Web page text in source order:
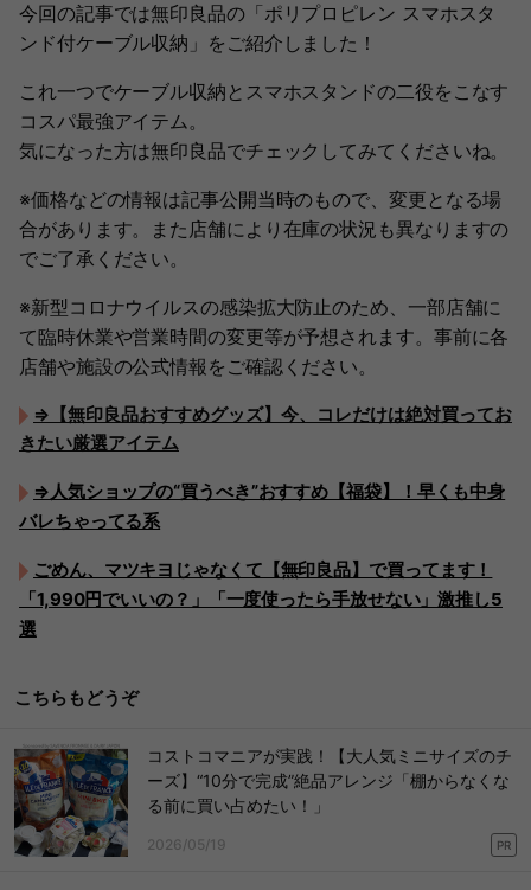
今回の記事では無印良品の「ポリプロピレン スマホスタ
ンド付ケーブル収納」をご紹介しました！
これ一つでケーブル収納とスマホスタンドの二役をこなす
コスパ最強アイテム。
気になった方は無印良品でチェックしてみてくださいね。
※価格などの情報は記事公開当時のもので、変更となる場
合があります。また店舗により在庫の状況も異なりますの
でご了承ください。
※新型コロナウイルスの感染拡大防止のため、一部店舗に
て臨時休業や営業時間の変更等が予想されます。事前に各
店舗や施設の公式情報をご確認ください。
⇒【無印良品おすすめグッズ】今、コレだけは絶対買ってお
きたい厳選アイテム
⇒人気ショップの“買うべき”おすすめ【福袋】！早くも中身
バレちゃってる系
ごめん、マツキヨじゃなくて【無印良品】で買ってます！
「1,990円でいいの？」「一度使ったら手放せない」激推し5
選
こちらもどうぞ
コストコマニアが実践！【大人気ミニサイズのチ
ーズ】“10分で完成”絶品アレンジ「棚からなくな
る前に買い占めたい！」
2026/05/19 PR